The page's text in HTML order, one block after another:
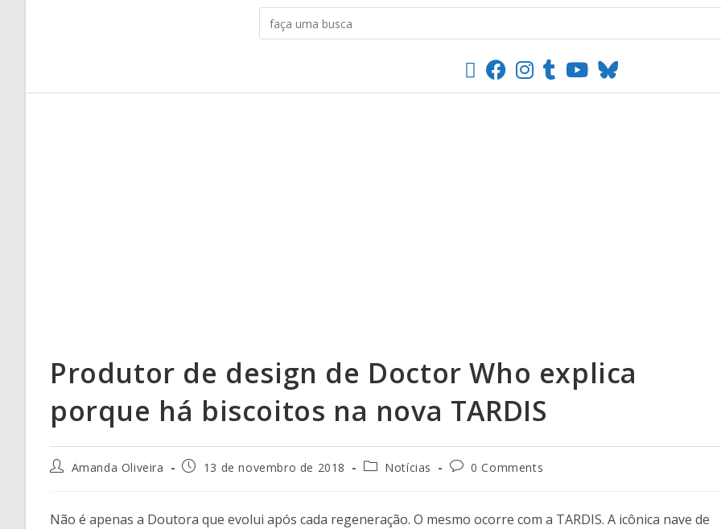
Produtor de design de Doctor Who explica
porque há biscoitos na nova TARDIS
Amanda Oliveira 13 de novembro de 2018 Notícias 0 Comments
Não é apenas a Doutora que evolui após cada regeneração. O mesmo ocorre com a TARDIS. A icônica nave de